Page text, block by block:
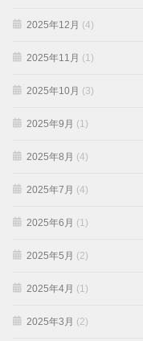
2025年12月 (4)
2025年11月 (1)
2025年10月 (3)
2025年9月 (1)
2025年8月 (4)
2025年7月 (4)
2025年6月 (1)
2025年5月 (2)
2025年4月 (1)
2025年3月 (2)